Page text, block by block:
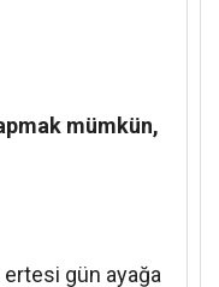
mümkün,
gün ayağa